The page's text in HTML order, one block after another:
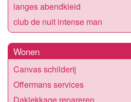
langes abendkleid
club de nuit intense man
Wonen
Canvas schilderij
Offermans services